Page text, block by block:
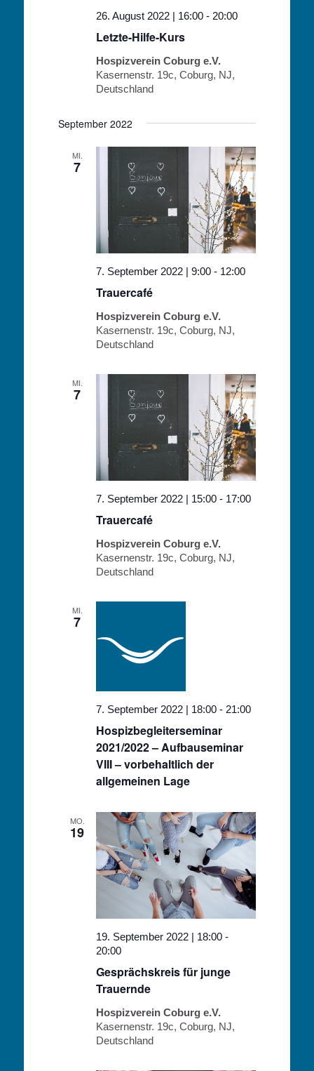
Letzte-Hilfe-Kurs
26. August 2022 | 16:00 - 20:00
Hospizverein Coburg e.V.
Kasernenstr. 19c, Coburg, NJ,
Deutschland
September 2022
MI.
7
Trauercafé
7. September 2022 | 9:00 - 12:00
Hospizverein Coburg e.V.
Kasernenstr. 19c, Coburg, NJ,
Deutschland
MI.
7
Trauercafé
7. September 2022 | 15:00 - 17:00
Hospizverein Coburg e.V.
Kasernenstr. 19c, Coburg, NJ,
Deutschland
MI.
7
Hospizbegleiterseminar
2021/2022 – Aufbauseminar
VIII – vorbehaltlich der
allgemeinen Lage
7. September 2022 | 18:00 - 21:00
MO.
19
Gesprächskreis für junge
Trauernde
19. September 2022 | 18:00 -
20:00
Hospizverein Coburg e.V.
Kasernenstr. 19c, Coburg, NJ,
Deutschland